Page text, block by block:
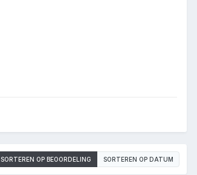
SORTEREN OP BEOORDELING SORTEREN OP DATUM